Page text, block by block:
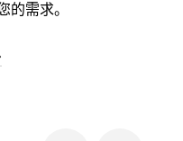
的需求。